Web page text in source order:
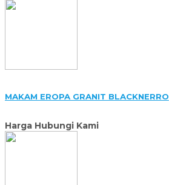
MAKAM EROPA GRANIT BLACKNERRO
Harga Hubungi Kami